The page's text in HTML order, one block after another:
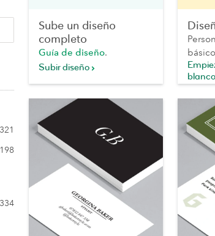
321
198
334
Sube un diseño
completo
Guía de diseño.
Subir diseño
básico
blanco